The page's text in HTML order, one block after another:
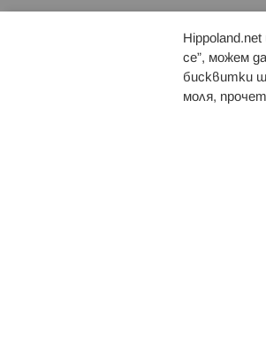
Брошури
се”, можем
бисквитки
моля,